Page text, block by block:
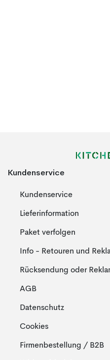
Kundenservice
Kundenservice
Lieferinformation
Paket verfolgen
Info - Retouren und
Rücksendung oder
AGB
Datenschutz
Cookies
Firmenbestellung / B2B